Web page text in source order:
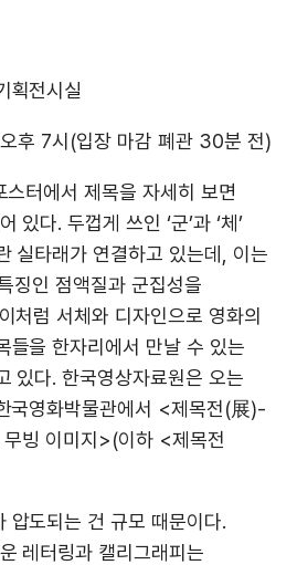
획전시실
후 7시(입장 마감 폐관 30분 전)
스터에서 제목을 자세히 보면
있다. 두껍게 쓰인 ‘군’과 ‘체’
실타래가 연결하고 있는데, 이는
징인 점액질과 군집성을
처럼 서체와 디자인으로 영화의
들을 한자리에서 만날 수 있는
있다. 한국영상자료원은 오는
국영화박물관에서 <제목전(展)-
빙 이미지>(이하 <제목전
압도되는 건 규모 때문이다.
레터링과 캘리그래피는